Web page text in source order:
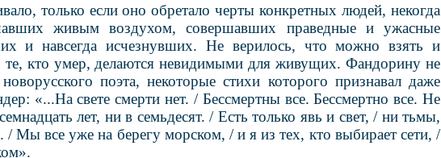
только если оно обретало черты конкретных людей, некогда
живым воздухом, совершавших праведные и ужасные
и навсегда исчезнувших. Не верилось, что можно взять и
те, кто умер, делаются невидимыми для живущих. Фандорину не
поэта, некоторые стихи которого признавал даже
«...На свете смерти нет. / Бессмертны все. Бессмертно все. Не
лет, ни в семьдесят. / Есть только явь и свет, / ни тьмы,
/ Мы все уже на берегу морском, / и я из тех, кто выбирает сети, /